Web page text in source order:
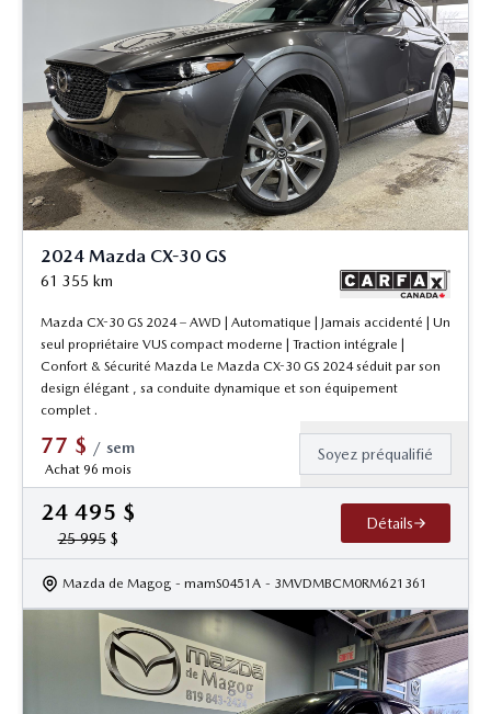
2024 Mazda CX-30 GS
61 355 km
Mazda CX-30 GS 2024 – AWD | Automatique | Jamais accidenté | Un
seul propriétaire VUS compact moderne | Traction intégrale |
Confort & Sécurité Mazda Le Mazda CX-30 GS 2024 séduit par son
design élégant , sa conduite dynamique et son équipement
complet .
77 $ / sem
Achat 96 mois
Soyez préqualifié
24 495 $
25 995$
Détails
Mazda de Magog - mamS0451A - 3MVDMBCM0RM621361